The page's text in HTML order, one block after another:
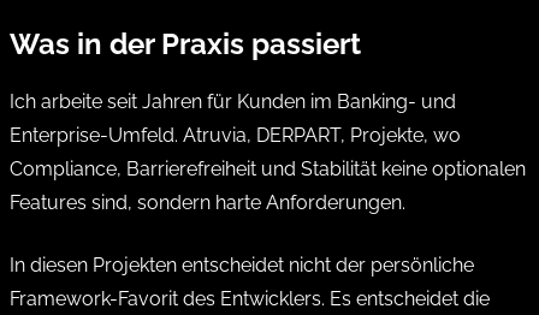
Was in der Praxis passiert
Ich arbeite seit Jahren für Kunden im Banking- und
Enterprise-Umfeld. Atruvia, DERPART, Projekte, wo
Compliance, Barrierefreiheit und Stabilität keine optionalen
Features sind, sondern harte Anforderungen.
In diesen Projekten entscheidet nicht der persönliche
Framework-Favorit des Entwicklers. Es entscheidet die